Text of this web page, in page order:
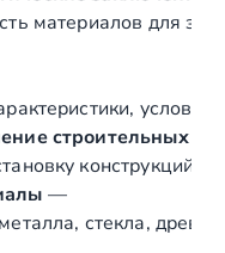
материалов для
строительных и
конструкций
—
стекла,